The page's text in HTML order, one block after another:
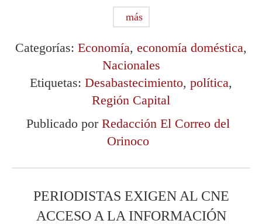
más
Categorías: Economía, economía doméstica,
Nacionales
Etiquetas: Desabastecimiento, política,
Región Capital
Publicado por Redacción El Correo del
Orinoco
PERIODISTAS EXIGEN AL CNE
ACCESO A LA INFORMACIÓN